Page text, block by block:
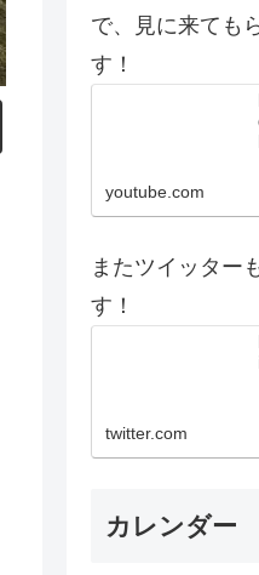
で、見に来ても
す！
youtube.com
またツイッター
す！
twitter.com
カレンダー